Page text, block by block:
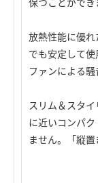
放熱性能に優
でも安定して
ファンによる騒
スリム＆スタ
に近いコンパ
ません。「縦